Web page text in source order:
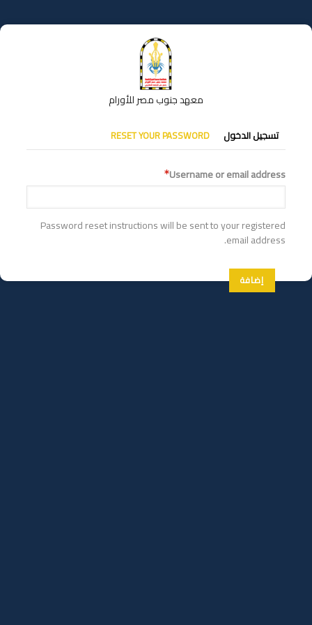
إلى
المحتوى
معهد جنوب مصر للأورام
التبويبات
الأساسية
تسجيل الدخول RESET YOUR PASSWORD
Username or email address
Password reset instructions will be sent to your registered
email address.